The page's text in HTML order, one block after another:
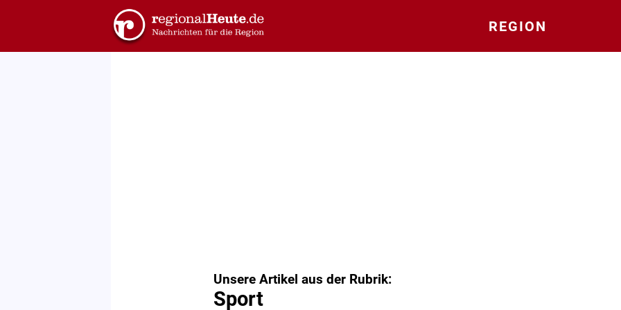
REGION
Unsere Artikel aus der Rubrik:
Sport